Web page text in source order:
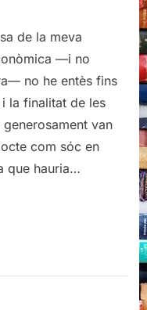
de la meva
—i no
no he entès fins
la finalitat de les
van
com sóc en
que hauria…